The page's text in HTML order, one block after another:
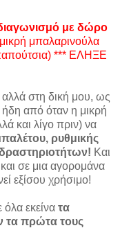
με δώρο
μπαλαρινούλα
*** ΕΛΗΞΕ
στη δική μου, ως
ήδη από όταν η μικρή
και λίγο πριν) να
ρυθμικής
Και
και σε μια αγορομάνα
εξίσου χρήσιμο!
εκείνα τα
τα πρώτα τους